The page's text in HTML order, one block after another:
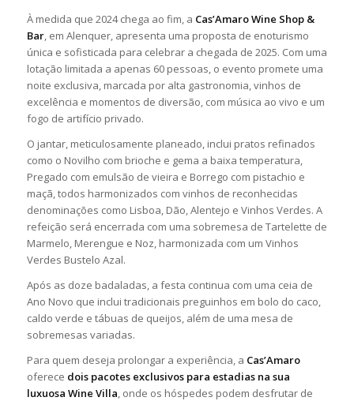
À medida que 2024 chega ao fim, a Cas’Amaro Wine Shop &
Bar, em Alenquer, apresenta uma proposta de enoturismo
única e sofisticada para celebrar a chegada de 2025. Com uma
lotação limitada a apenas 60 pessoas, o evento promete uma
noite exclusiva, marcada por alta gastronomia, vinhos de
excelência e momentos de diversão, com música ao vivo e um
fogo de artifício privado.
O jantar, meticulosamente planeado, inclui pratos refinados
como o Novilho com brioche e gema a baixa temperatura,
Pregado com emulsão de vieira e Borrego com pistachio e
maçã, todos harmonizados com vinhos de reconhecidas
denominações como Lisboa, Dão, Alentejo e Vinhos Verdes. A
refeição será encerrada com uma sobremesa de Tartelette de
Marmelo, Merengue e Noz, harmonizada com um Vinhos
Verdes Bustelo Azal.
Após as doze badaladas, a festa continua com uma ceia de
Ano Novo que inclui tradicionais preguinhos em bolo do caco,
caldo verde e tábuas de queijos, além de uma mesa de
sobremesas variadas.
Para quem deseja prolongar a experiência, a Cas’Amaro
oferece dois pacotes exclusivos para estadias na sua
luxuosa Wine Villa, onde os hóspedes podem desfrutar de